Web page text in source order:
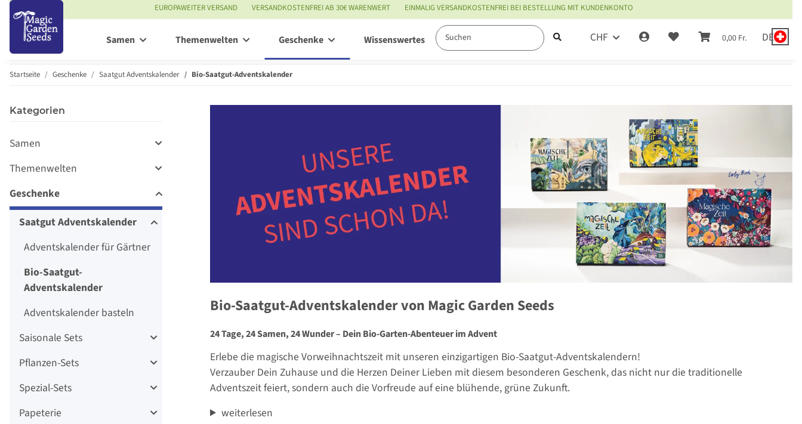
EUROPAWEITER VERSAND VERSANDKOSTENFREI AB 30€ WARENWERT EINMALIG VERSANDKOSTENFREI BEI BESTELLUNG MIT KUNDENKONTO
CHF 0,00 Fr. DE
Samen Themenwelten Geschenke Wissenswertes Service
Startseite Geschenke Saatgut Adventskalender Bio-Saatgut-Adventskalender
Bio-Saatgut-Adventskalender von Magic Garden Seeds
24 Tage, 24 Samen, 24 Wunder – Dein Bio-Garten-Abenteuer im Advent
Erlebe die magische Vorweihnachtszeit mit unseren einzigartigen Bio-Saatgut-Adventskalendern!
Verzauber Dein Zuhause und die Herzen Deiner Lieben mit diesem besonderen Geschenk, das nicht nur die traditionelle
Adventszeit feiert, sondern auch die Vorfreude auf eine blühende, grüne Zukunft.
weiterlesen
Kategorien
Samen
Themenwelten
Geschenke
Saatgut Adventskalender
Adventskalender für Gärtner
Bio-Saatgut-
Adventskalender
Adventskalender basteln
Saisonale Sets
Pflanzen-Sets
Spezial-Sets
Papeterie